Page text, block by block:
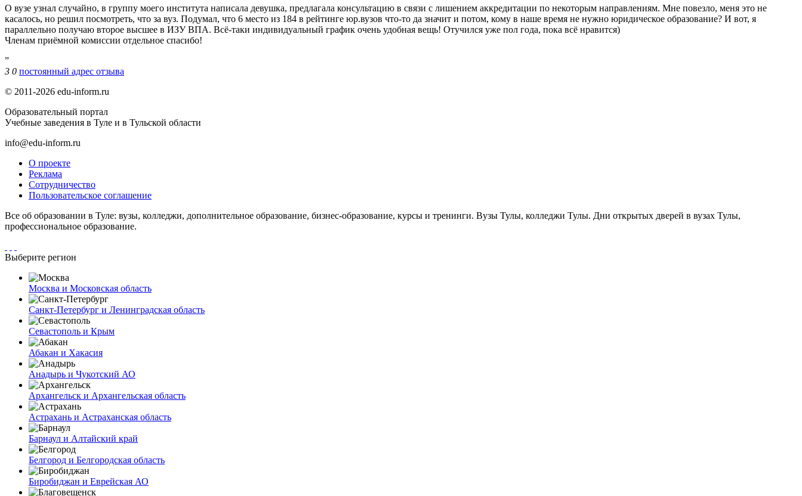
О вузе узнал случайно, в группу моего института написала девушка, предлагала консультацию в связи с лишением аккредитации по некоторым направлениям. Мне повезло, меня это не
касалось, но решил посмотреть, что за вуз. Подумал, что 6 место из 184 в рейтинге юр.вузов что-то да значит и потом, кому в наше время не нужно юридическое образование? И вот, я
параллельно получаю второе высшее в ИЗУ ВПА. Всё-таки индивидуальный график очень удобная вещь! Отучился уже пол года, пока всё нравится)
Членам приёмной комиссии отдельное спасибо!
”
3 0 постоянный адрес отзыва
© 2011-2026 edu-inform.ru
Образовательный портал
Учебные заведения в Туле и в Тульской области
info@edu-inform.ru
О проекте
Реклама
Сотрудничество
Пользовательское соглашение
Все об образовании в Туле: вузы, колледжи, дополнительное образование, бизнес-образование, курсы и тренинги. Вузы Тулы, колледжи Тулы. Дни открытых дверей в вузах Тулы,
профессиональное образование.
Выберите регион
Москва и Московская область
Санкт-Петербург и Ленинградская область
Севастополь и Крым
Абакан и Хакасия
Анадырь и Чукотский АО
Архангельск и Архангельская область
Астрахань и Астраханская область
Барнаул и Алтайский край
Белгород и Белгородская область
Биробиджан и Еврейская АО